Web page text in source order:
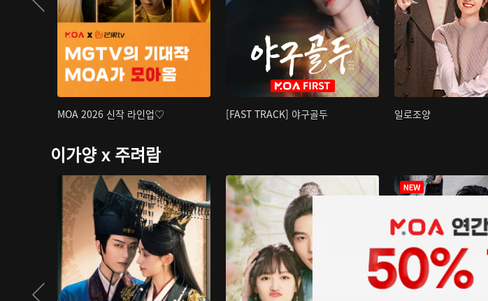
MOA 2026 신작 라인업♡ [FAST TRACK] 야구골두 일로조양
이가양 x 주려람